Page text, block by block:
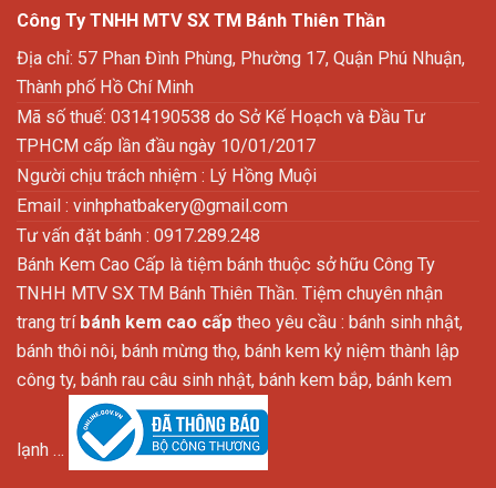
Công Ty TNHH MTV SX TM Bánh Thiên Thần
Địa chỉ: 57 Phan Đình Phùng, Phường 17, Quận Phú Nhuận,
Thành phố Hồ Chí Minh
Mã số thuế: 0314190538 do Sở Kế Hoạch và Đầu Tư
TPHCM cấp lần đầu ngày 10/01/2017
Người chịu trách nhiệm : Lý Hồng Muội
Email : vinhphatbakery@gmail.com
Tư vấn đặt bánh : 0917.289.248
Bánh Kem Cao Cấp là tiệm bánh thuộc sở hữu Công Ty
TNHH MTV SX TM Bánh Thiên Thần. Tiệm chuyên nhận
trang trí bánh kem cao cấp theo yêu cầu : bánh sinh nhật,
bánh thôi nôi, bánh mừng thọ, bánh kem kỷ niệm thành lập
công ty, bánh rau câu sinh nhật, bánh kem bắp, bánh kem
lạnh …